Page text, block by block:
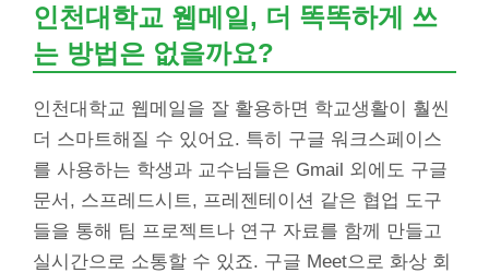
인천대학교 웹메일, 더 똑똑하게 쓰
는 방법은 없을까요?
인천대학교 웹메일을 잘 활용하면 학교생활이 훨씬
더 스마트해질 수 있어요. 특히 구글 워크스페이스
를 사용하는 학생과 교수님들은 Gmail 외에도 구글
문서, 스프레드시트, 프레젠테이션 같은 협업 도구
들을 통해 팀 프로젝트나 연구 자료를 함께 만들고
실시간으로 소통할 수 있죠. 구글 Meet으로 화상 회